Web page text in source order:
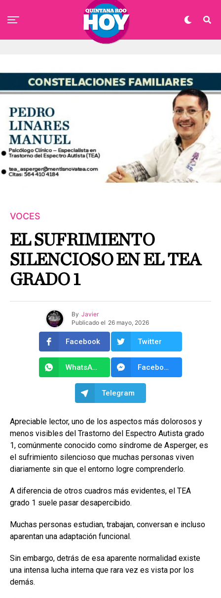
VOCES
EL SUFRIMIENTO
SILENCIOSO EN EL TEA
GRADO 1
By Javier
Publicado el 26 mayo, 2026
Facebook Twitter
WhatsApp Facebook Messenger
Telegram
Apreciable lector, uno de los aspectos más dolorosos y
menos visibles del Trastorno del Espectro Autista grado
1, comúnmente conocido como síndrome de Asperger, es
el sufrimiento silencioso que muchas personas viven
diariamente sin que el entorno logre comprenderlo.
A diferencia de otros cuadros más evidentes, el TEA
grado 1 suele pasar desapercibido.
Muchas personas estudian, trabajan, conversan e incluso
aparentan una adaptación funcional.
Sin embargo, detrás de esa aparente normalidad existe
una intensa lucha interna que rara vez es vista por los
demás.